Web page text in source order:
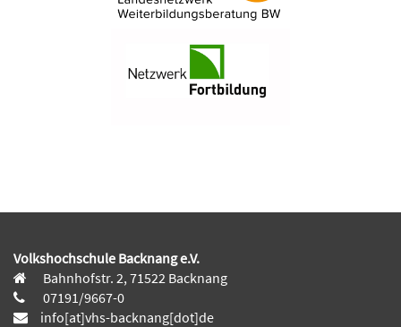
Volkshochschule Backnang e.V.
Bahnhofstr. 2, 71522 Backnang
07191/9667-0
info[at]vhs-backnang[dot]de